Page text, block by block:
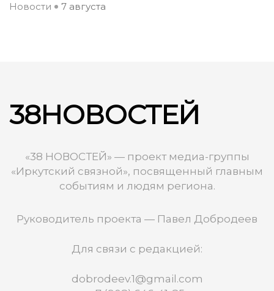
Новости
7 августа
38НОВОСТЕЙ
«38 НОВОСТЕЙ» — проект медиа-группы
«Иркутский связной», посвященный главным
событиям и людям региона.
Руководитель проекта — Павел Добродеев
Для связи с редакцией:
dobrodeev.1@gmail.com